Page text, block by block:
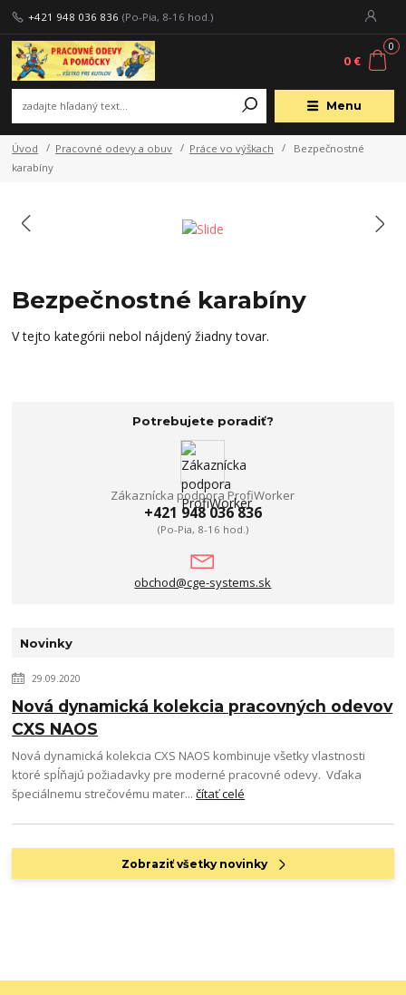
Menu
+421 948 036 836 (Po-Pia, 8-16 hod.)
0
0 €
Úvod Pracovné odevy a obuv Práce vo výškach
Bezpečnostné
karabíny
Bezpečnostné karabíny
V tejto kategórii nebol nájdený žiadny tovar.
Potrebujete poradiť?
Zákaznícka podpora ProfiWorker
+421 948 036 836
(Po-Pia, 8-16 hod.)
obchod@cge-systems.sk
Novinky
29.09.2020
Nová dynamická kolekcia pracovných odevov
CXS NAOS
Nová dynamická kolekcia CXS NAOS kombinuje všetky vlastnosti
ktoré spĺňajú požiadavky pre moderné pracovné odevy. Vďaka
špeciálnemu strečovému mater...čítať celé
Zobraziť všetky novinky